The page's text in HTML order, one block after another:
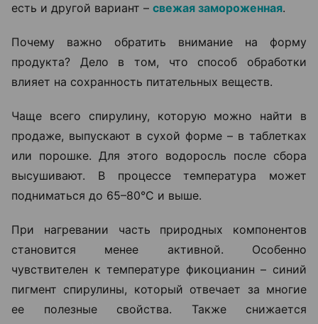
есть и другой вариант – свежая замороженная.
Почему важно обратить внимание на форму
продукта? Дело в том, что способ обработки
влияет на сохранность питательных веществ.
Чаще всего спирулину, которую можно найти в
продаже, выпускают в сухой форме – в таблетках
или порошке. Для этого водоросль после сбора
высушивают. В процессе температура может
подниматься до 65–80°C и выше.
При нагревании часть природных компонентов
становится менее активной. Особенно
чувствителен к температуре фикоцианин – синий
пигмент спирулины, который отвечает за многие
ее полезные свойства. Также снижается